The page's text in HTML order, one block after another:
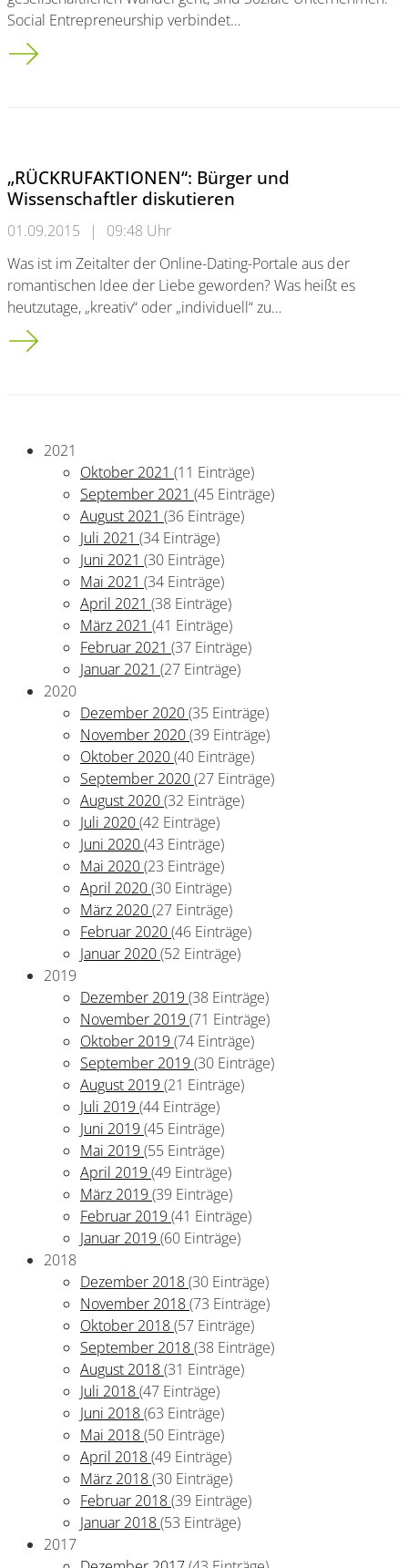
Social Entrepreneurship verbindet…
Cities4Change – Ideen für Soziales Unternehmertum
„RÜCKRUFAKTIONEN“: Bürger und
Wissenschaftler diskutieren
01.09.2015 |
09:48 Uhr
Was ist im Zeitalter der Online-Dating-Portale aus der
romantischen Idee der Liebe geworden? Was heißt es
heutzutage, „kreativ“ oder „individuell“ zu…
„RÜCKRUFAKTIONEN“: Bürger und Wissenschaftler
2021
Oktober 2021 (11 Einträge)
September 2021 (45 Einträge)
August 2021 (36 Einträge)
Juli 2021 (34 Einträge)
Juni 2021 (30 Einträge)
Mai 2021 (34 Einträge)
April 2021 (38 Einträge)
März 2021 (41 Einträge)
Februar 2021 (37 Einträge)
Januar 2021 (27 Einträge)
2020
Dezember 2020(35 Einträge)
November 2020(39 Einträge)
Oktober 2020(40 Einträge)
September 2020(27 Einträge)
August 2020(32 Einträge)
Juli 2020(42 Einträge)
Juni 2020(43 Einträge)
Mai 2020(23 Einträge)
April 2020(30 Einträge)
März 2020(27 Einträge)
Februar 2020(46 Einträge)
Januar 2020(52 Einträge)
2019
Dezember 2019 (38 Einträge)
November 2019 (71 Einträge)
Oktober 2019 (74 Einträge)
September 2019 (30 Einträge)
August 2019 (21 Einträge)
Juli 2019 (44 Einträge)
Juni 2019 (45 Einträge)
Mai 2019 (55 Einträge)
April 2019 (49 Einträge)
März 2019 (39 Einträge)
Februar 2019 (41 Einträge)
Januar 2019 (60 Einträge)
2018
Dezember 2018(30 Einträge)
November 2018(73 Einträge)
Oktober 2018(57 Einträge)
September 2018(38 Einträge)
August 2018(31 Einträge)
Juli 2018(47 Einträge)
Juni 2018(63 Einträge)
Mai 2018(50 Einträge)
April 2018(49 Einträge)
März 2018(30 Einträge)
Februar 2018(39 Einträge)
Januar 2018(53 Einträge)
2017